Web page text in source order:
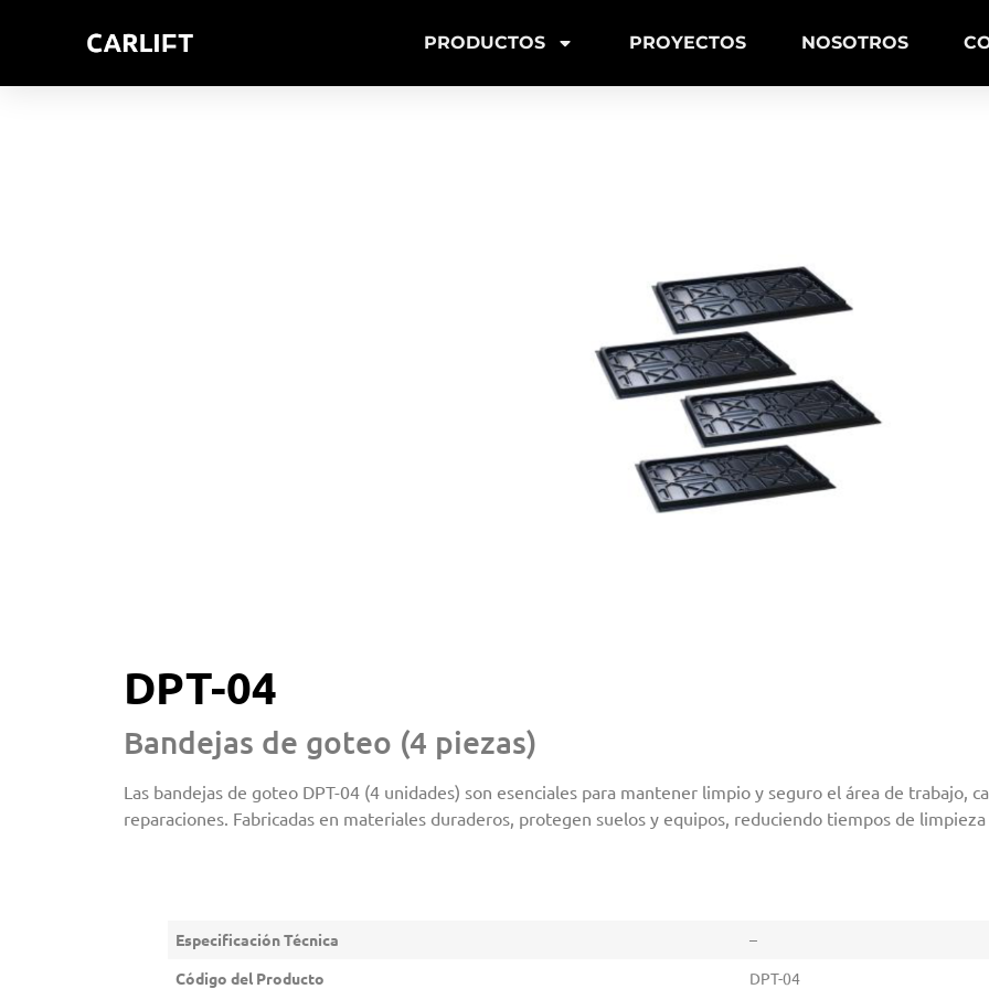
PRODUCTOS PROYECTOS NOSOTROS
DPT-04
Bandejas de goteo (4 piezas)
Las bandejas de goteo DPT-04 (4 unidades) son esenciales para mantener limpio y seguro el área de trabajo,
reparaciones. Fabricadas en materiales duraderos, protegen suelos y equipos, reduciendo tiempos de
Especificación Técnica
–
Código del Producto
DPT-04